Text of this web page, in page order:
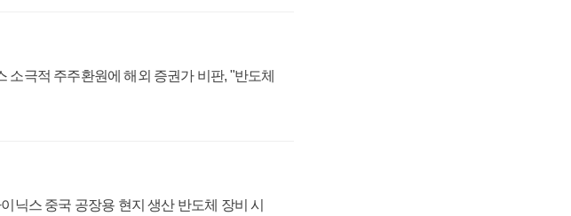
소극적 주주환원에 해외 증권가 비판, "반도체
닉스 중국 공장용 현지 생산 반도체 장비 시